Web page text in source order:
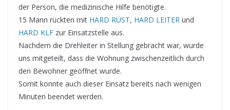
der Person, die medizinische Hilfe benötigte.
15 Mann rückten mit HARD RÜST, HARD LEITER und
HARD KLF zur Einsatzstelle aus.
Nachdem die Drehleiter in Stellung gebracht war, wurde
uns mitgeteilt, dass die Wohnung zwischenzeitlich durch
den Bewohner geöffnet wurde.
Somit konnte auch dieser Einsatz bereits nach wenigen
Minuten beendet werden.